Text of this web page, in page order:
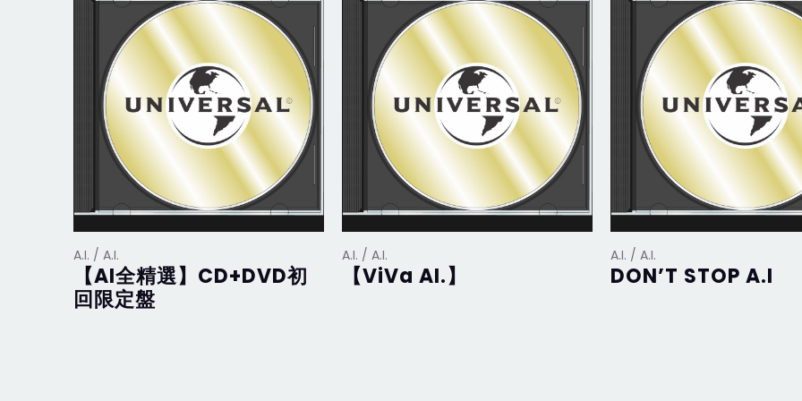
A.I. / A.I.
【AI全精選】CD+DVD初
回限定盤
A.I. / A.I.
【ViVa AI.】
A.I. / A.I.
DON’T STOP A.I